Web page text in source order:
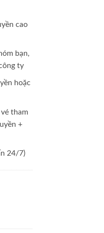
cao
bạn,
ty
hoặc
tham
+
24/7)